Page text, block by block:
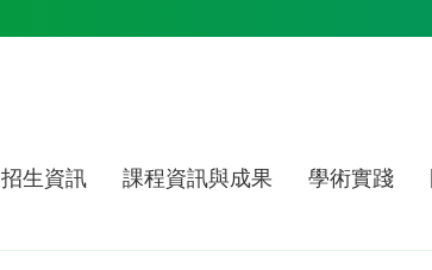
招生資訊 課程資訊與成果 學術實踐